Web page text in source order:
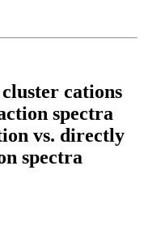
cations
spectra
vs. directly
spectra